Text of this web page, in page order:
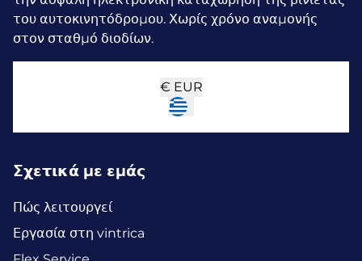
του αυτοκινητόδρομου. Χωρίς χρόνο αναμονής
στον σταθμό διοδίων.
€ EUR
Σχετικά με εμάς
Πώς λειτουργεί
Εργασία στη vintrica